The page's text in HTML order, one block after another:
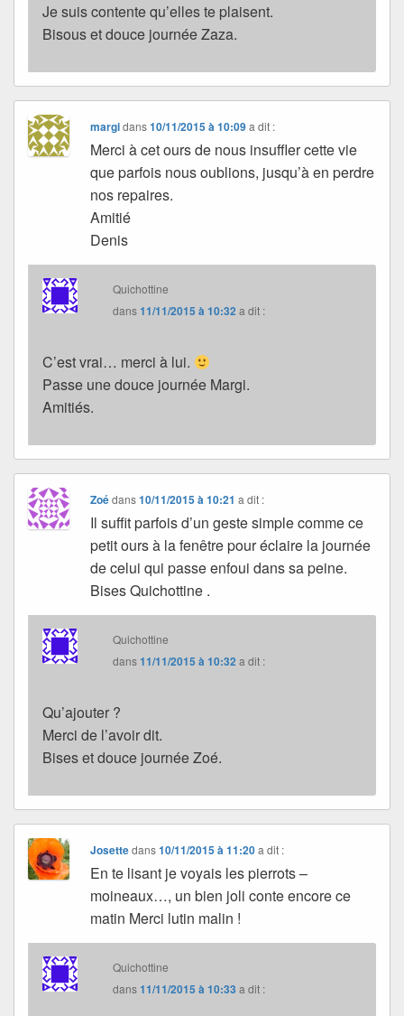
Je suis contente qu’elles te plaisent.
Bisous et douce journée Zaza.
margidans10/11/2015 à 10:09 a dit :
Merci à cet ours de nous insuffler cette vie
que parfois nous oublions, jusqu’à en perdre
nos repaires.
Amitié
Denis
Quichottine
dans11/11/2015 à 10:32 a dit :
C’est vrai… merci à lui.
Passe une douce journée Margi.
Amitiés.
Zoédans10/11/2015 à 10:21 a dit :
Il suffit parfois d’un geste simple comme ce
petit ours à la fenêtre pour éclaire la journée
de celui qui passe enfoui dans sa peine.
Bises Quichottine .
Quichottine
dans11/11/2015 à 10:32 a dit :
Qu’ajouter ?
Merci de l’avoir dit.
Bises et douce journée Zoé.
Josettedans10/11/2015 à 11:20 a dit :
En te lisant je voyais les pierrots –
moineaux…, un bien joli conte encore ce
matin Merci lutin malin !
Quichottine
dans11/11/2015 à 10:33 a dit :